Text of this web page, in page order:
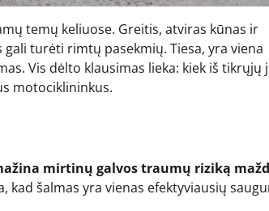
temų keliuose. Greitis, atviras kūnas ir
turėti rimtų pasekmių. Tiesa, yra viena
Vis dėlto klausimas lieka: kiek iš tikrųjų
motociklininkus.
mirtinų galvos traumų riziką
kad šalmas yra vienas efektyviausių